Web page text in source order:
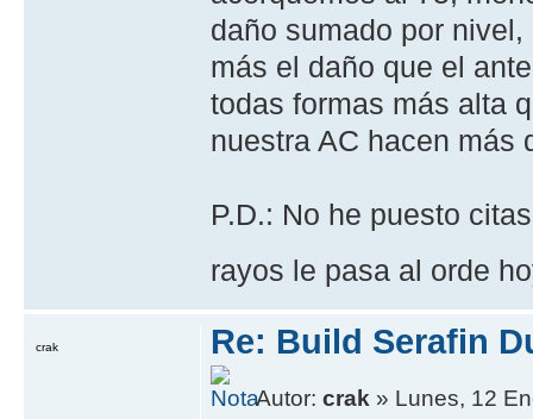
daño sumado por
más el daño que el
todas formas más alta
nuestra AC hacen más
P.D.: No he puesto
rayos le pasa al orde
Re: Build Serafin
Autor:crak » Lunes, 12
crak